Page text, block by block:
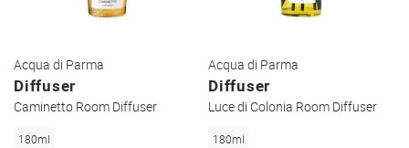
Acqua di Parma
Diffuser
Caminetto Room Diffuser
180ml
Acqua di Parma
Diffuser
Luce di Colonia Room Diffuser
180ml